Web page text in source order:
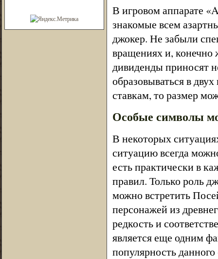
В игровом аппарате
знакомые всем
джокер. Не забыли
вращениях и,
дивиденды приносят
образовываться в
ставкам, то размер
Особые символы
В некоторых
ситуацию всегда
есть практически в
правил. Только роль
можно встретить
персонажей из
редкость и
является еще одним
популярность